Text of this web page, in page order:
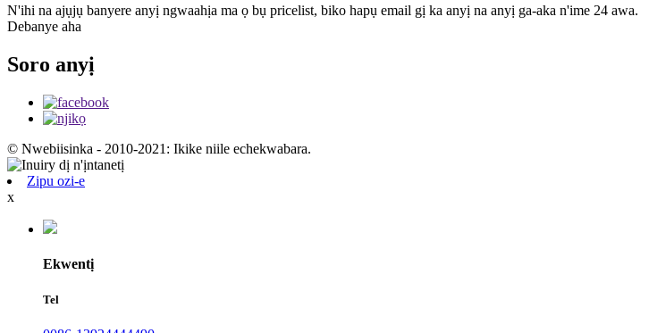
N'ihi na ajụjụ banyere anyị ngwaahịa ma ọ bụ pricelist, biko hapụ email gị ka anyị na anyị ga-aka n'ime 24 awa.
Debanye aha
Soro anyị
© Nwebiisinka - 2010-2021: Ikike niile echekwabara.
Zipu ozi-e
x
Ekwentị
Tel